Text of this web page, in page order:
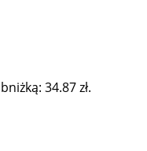
34.87zł.